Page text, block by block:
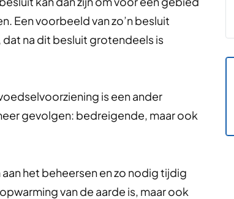
Een voorbeeld van zo’n besluit
na dit besluit grotendeels is
is een ander
gevolgen: bedreigende, maar ook
het beheersen en zo nodig tijdig
van de aarde is, maar ook